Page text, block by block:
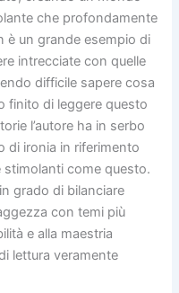
che profondamente
è un grande esempio di
intrecciate con quelle
difficile sapere cosa
finito di leggere questo
l’autore ha in serbo
di ironia in riferimento
come questo.
grado di bilanciare
con temi più
e alla maestria
lettura veramente